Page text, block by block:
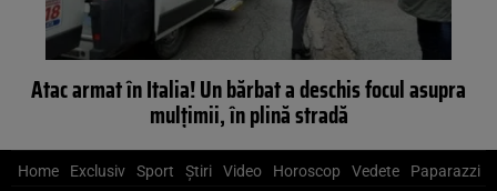
Atac armat în Italia! Un bărbat a deschis focul asupra
mulţimii, în plină stradă
Home Exclusiv Sport Știri Video Horoscop Vedete Paparazzi